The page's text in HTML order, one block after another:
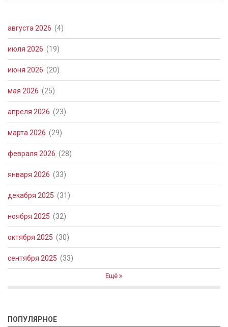
августа 2026 (4)
июля 2026 (19)
июня 2026 (20)
мая 2026 (25)
апреля 2026 (23)
марта 2026 (29)
февраля 2026 (28)
января 2026 (33)
декабря 2025 (31)
ноября 2025 (32)
октября 2025 (30)
сентября 2025 (33)
Ещё
ПОПУЛЯРНОЕ